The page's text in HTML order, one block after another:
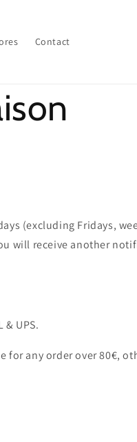
Contact
(excluding Fridays,
will receive another
UPS.
for any order over 80€,